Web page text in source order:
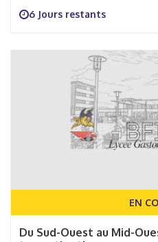
6 Jours restants
EN
Du Sud-Ouest au Mid-